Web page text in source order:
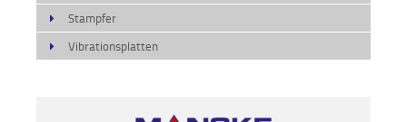
Stampfer
Vibrationsplatten